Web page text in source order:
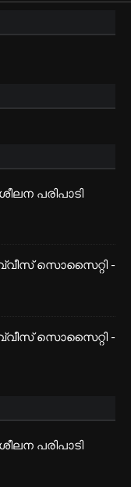
പരിപാടി
സൊസൈറ്റി -
സൊസൈറ്റി -
പരിപാടി